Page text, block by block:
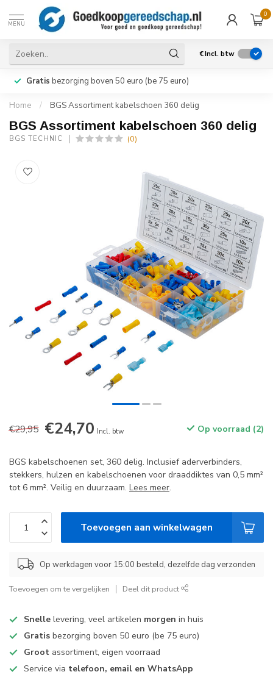
MENU
0
€Incl. btw
Gratis bezorging boven 50 euro (be 75 euro)
Home / BGS Assortiment kabelschoen 360 delig
BGS Assortiment kabelschoen 360 delig
BGS TECHNIC (0)
€29,95 €24,70 Incl. btw Op voorraad (2)
BGS kabelschoenen set, 360 delig. Inclusief aderverbinders,
stekkers, hulzen en kabelschoenen voor draaddiktes van 0,5 mm²
tot 6 mm². Veilig en duurzaam. Lees meer.
Toevoegen aan winkelwagen
Op werkdagen voor 15:00 besteld, dezelfde dag verzonden
Toevoegen om te vergelijken Deel dit product
Snelle levering, veel artikelen morgen in huis
Gratis bezorging boven 50 euro (be 75 euro)
Groot assortiment, eigen voorraad
Service via telefoon, email en WhatsApp